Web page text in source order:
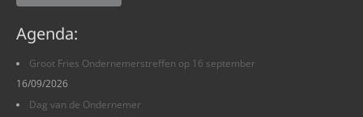
Agenda:
Groot Fries Ondernemerstreffen op 16 september
16/09/2026
Dag van de Ondernemer